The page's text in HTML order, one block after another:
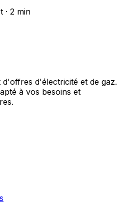
· 2 min
d'électricité et de gaz.
à vos besoins et